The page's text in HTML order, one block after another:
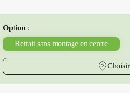
Option :
Retrait sans montage en centre